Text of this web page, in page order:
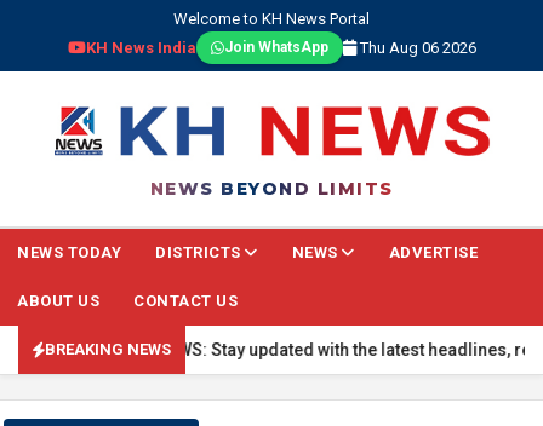
Welcome to KH News Portal
KH News India
Join WhatsApp Thu Aug 06 2026
NEWS BEYOND LIMITS
NEWS TODAY DISTRICTS NEWS ADVERTISE
ABOUT US CONTACT US
BREAKING NEWS
🔴 BREAKING NEWS: Stay updated with the latest headlines,